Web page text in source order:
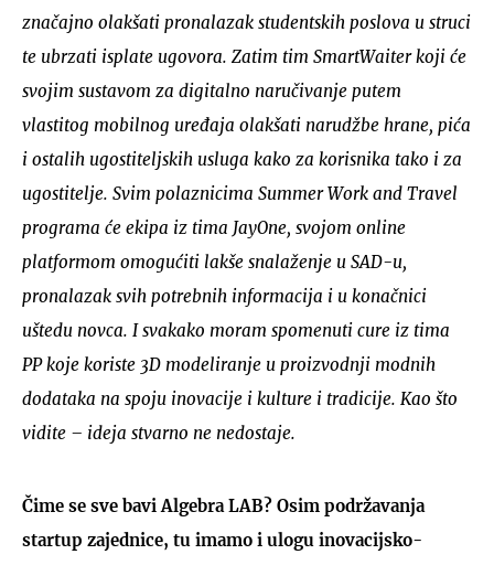
značajno olakšati pronalazak studentskih poslova u struci
te ubrzati isplate ugovora. Zatim tim SmartWaiter koji će
svojim sustavom za digitalno naručivanje putem
vlastitog mobilnog uređaja olakšati narudžbe hrane, pića
i ostalih ugostiteljskih usluga kako za korisnika tako i za
ugostitelje. Svim polaznicima Summer Work and Travel
programa će ekipa iz tima JayOne, svojom online
platformom omogućiti lakše snalaženje u SAD-u,
pronalazak svih potrebnih informacija i u konačnici
uštedu novca. I svakako moram spomenuti cure iz tima
PP koje koriste 3D modeliranje u proizvodnji modnih
dodataka na spoju inovacije i kulture i tradicije. Kao što
vidite – ideja stvarno ne nedostaje.
Čime se sve bavi Algebra LAB? Osim podržavanja
startup zajednice, tu imamo i ulogu inovacijsko-